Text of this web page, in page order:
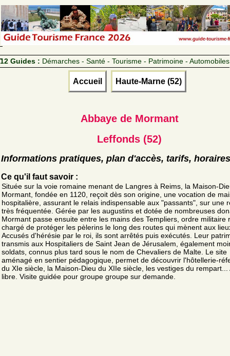
12 Guides : Démarches - Santé - Tourisme - Patrimoine - Automobiles
Accueil Haute-Marne (52)
Abbaye de Mormant
Leffonds (52)
Informations pratiques, plan d'accès, tarifs, horaires
Ce qu'il faut savoir :
Située sur la voie romaine menant de Langres à Reims, la Maison-
Mormant, fondée en 1120, reçoit dès son origine, une vocation de
hospitalière, assurant le relais indispensable aux "passants", sur une
très fréquentée. Gérée par les augustins et dotée de nombreuses
Mormant passe ensuite entre les mains des Templiers, ordre militaire
chargé de protéger les pèlerins le long des routes qui mènent aux
Accusés d'hérésie par le roi, ils sont arrêtés puis exécutés. Leur
transmis aux Hospitaliers de Saint Jean de Jérusalem, également
soldats, connus plus tard sous le nom de Chevaliers de Malte. Le site
aménagé en sentier pédagogique, permet de découvrir l'hôtellerie-
du XIe siècle, la Maison-Dieu du XIIe siècle, les vestiges du rempart...
libre. Visite guidée pour groupe groupe sur demande.